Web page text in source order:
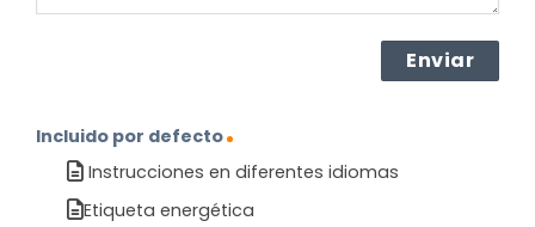
Incluido por defecto
Instrucciones en diferentes idiomas
Etiqueta energética